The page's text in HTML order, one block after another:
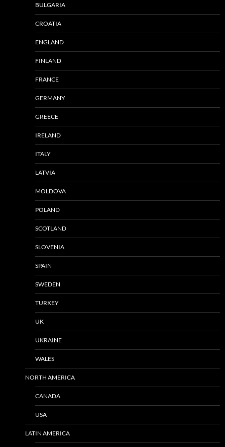
BULGARIA
CROATIA
ENGLAND
FINLAND
FRANCE
GERMANY
GREECE
IRELAND
ITALY
LATVIA
MOLDOVA
POLAND
SCOTLAND
SLOVENIA
SPAIN
SWEDEN
TURKEY
UK
UKRAINE
WALES
NORTH AMERICA
CANADA
USA
LATIN AMERICA